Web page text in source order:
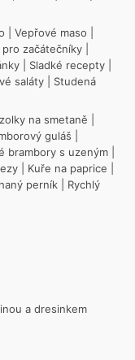
Vepřové maso
pro začátečníky
Sladké recepty
saláty
Studená
na smetaně
guláš
brambory s uzeným
Kuře na paprice
perník
Rychlý
a dresinkem